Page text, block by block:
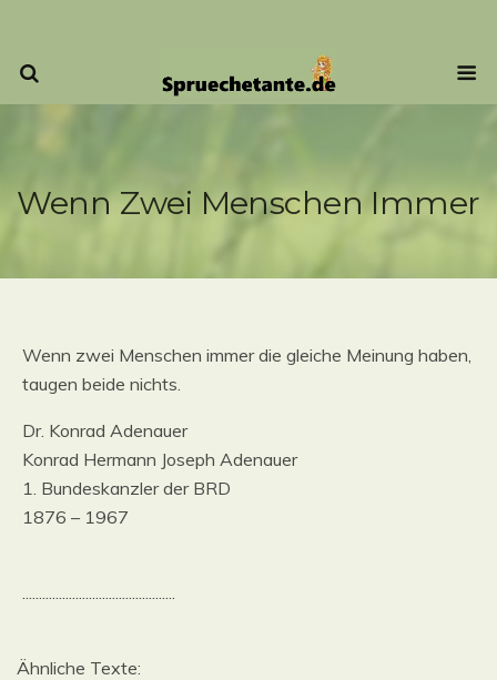
Wenn Zwei Menschen Immer
Wenn zwei Menschen immer die gleiche Meinung haben,
taugen beide nichts.
Dr. Konrad Adenauer
Konrad Hermann Joseph Adenauer
1. Bundeskanzler der BRD
1876 – 1967
..............................................
Ähnliche Texte: